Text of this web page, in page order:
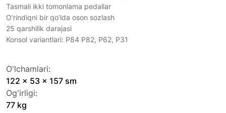
Tasmali ikki tomonlama pedallar
O’rindiqni bir qo’lda oson sozlash
25 qarshilik darajasi
Konsol variantlari: P84 P82, P62, P31
O'lchamlari:
122 x 53 x 157 sm
Og'irligi:
77 kg